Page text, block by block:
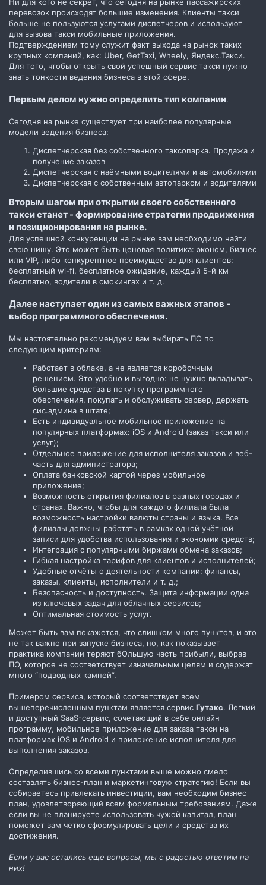
перевозок происходят большие изменения. Клиенты такси
больше не пользуются услугами диспетчеров и используют
для вызова такси мобильные приложения.
Подтверждением тому служит факт выхода на рынок таких
крупных компаний, как: Uber, GetTaxi, Wheely, Яндекс.Такси.
Для того, чтобы открыть свой успешный сервис такси нужно
знать тонкости ведения бизнеса в этой сфере.
Первым делом нужно определить тип компании.
Сегодня на рынке существует три наиболее популярные
модели ведения бизнеса:
Диспетчерская без собственного таксопарка. Продажа и
получение заказов
Диспетчерская с наёмными водителями и автомобилями
Диспетчерская с собственным автопарком и водителями
Вторым шагом при открытии своего собственного
такси станет - формирование стратегии продвижения
и позиционирования на рынке.
Для успешной конкуренции на рынке вам необходимо найти
свою нишу. Это может быть ценовая политика: эконом, бизнес
или VIP, либо конкурентное преимущество для клиентов:
бесплатный wi-fi, бесплатное ожидание, каждый 5-й км
бесплатно, водители в смокингах и т. д.
Далее наступает один из самых важных этапов -
выбор программного обеспечения.
Мы настоятельно рекомендуем вам выбирать ПО по
следующим критериям:
Работает в облаке, а не является коробочным
решением. Это удобно и выгодно: не нужно вкладывать
большие средства в покупку программного
обеспечения, покупать и обслуживать сервер, держать
сис.админа в штате;
Есть индивидуальное мобильное приложение на
популярных платформах: iOS и Android (заказ такси или
услуг);
Отдельное приложение для исполнителя заказов и веб-
часть для администратора;
Оплата банковской картой через мобильное
приложение;
Возможность открытия филиалов в разных городах и
странах. Важно, чтобы для каждого филиала была
возможность настройки валюты страны и языка. Все
филиалы должны работать в рамках одной учётной
записи для удобства использования и экономии средств;
Интеграция с популярными биржами обмена заказов;
Гибкая настройка тарифов для клиентов и исполнителей;
Удобные отчёты о деятельности компании: финансы,
заказы, клиенты, исполнители и т. д.;
Безопасность и доступность. Защита информации одна
из ключевых задач для облачных сервисов;
Оптимальная стоимость услуг.
Может быть вам покажется, что слишком много пунктов, и это
не так важно при запуске бизнеса, но, как показывает
практика компании теряют бОльшую часть прибыли, выбрав
ПО, которое не соответствует изначальным целям и содержат
много “подводных камней”.
Примером сервиса, который соответствует всем
вышеперечисленным пунктам является сервис Гутакс. Легкий
и доступный SaaS-сервис, сочетающий в себе онлайн
программу, мобильное приложение для заказа такси на
платформах iOS и Android и приложение исполнителя для
выполнения заказов.
Определившись со всеми пунктами выше можно смело
составлять бизнес-план и маркетинговую стратегию! Если вы
собираетесь привлекать инвестиции, вам необходим бизнес
план, удовлетворяющий всем формальным требованиям. Даже
если вы не планируете использовать чужой капитал, план
поможет вам четко сформулировать цели и средства их
достижения.
Если у вас остались еще вопросы, мы с радостью ответим на
них!